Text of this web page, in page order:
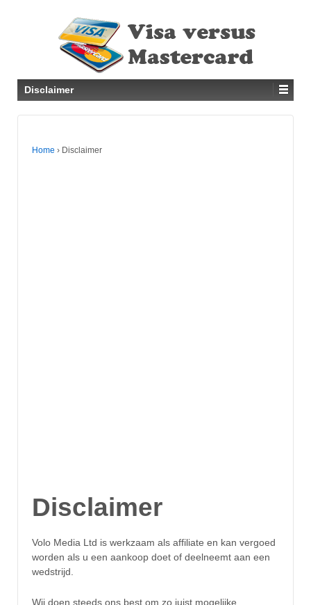
Disclaimer
Home › Disclaimer
Disclaimer
Volo Media Ltd is werkzaam als affiliate en kan vergoed
worden als u een aankoop doet of deelneemt aan een
wedstrijd.
Wij doen steeds ons best om zo juist mogelijke